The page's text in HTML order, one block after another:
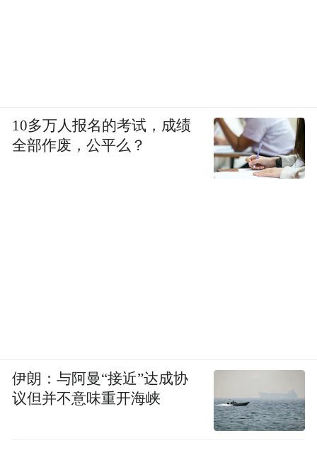
10多万人报名的考试，成绩
全部作废，公平么？
伊朗：与阿曼“接近”达成协
议但并不意味重开海峡